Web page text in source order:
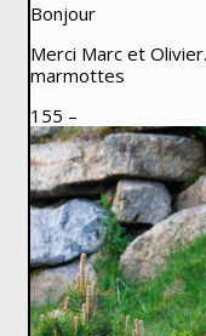
Bonjour
Merci Marc et
marmottes
155 –